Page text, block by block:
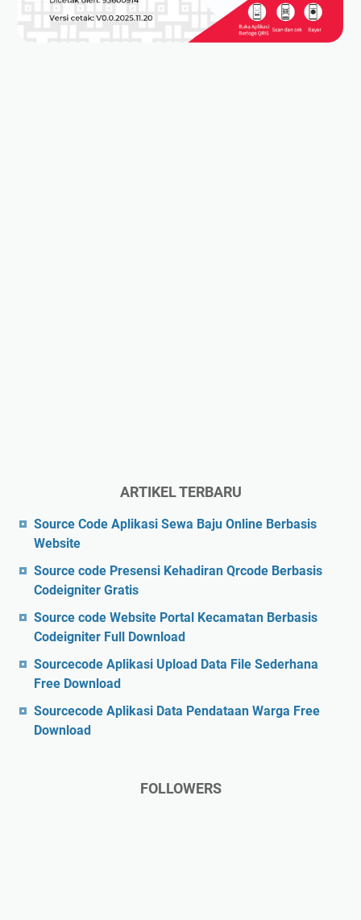
ARTIKEL TERBARU
Source Code Aplikasi Sewa Baju Online Berbasis
Website
Source code Presensi Kehadiran Qrcode Berbasis
Codeigniter Gratis
Source code Website Portal Kecamatan Berbasis
Codeigniter Full Download
Sourcecode Aplikasi Upload Data File Sederhana
Free Download
Sourcecode Aplikasi Data Pendataan Warga Free
Download
FOLLOWERS